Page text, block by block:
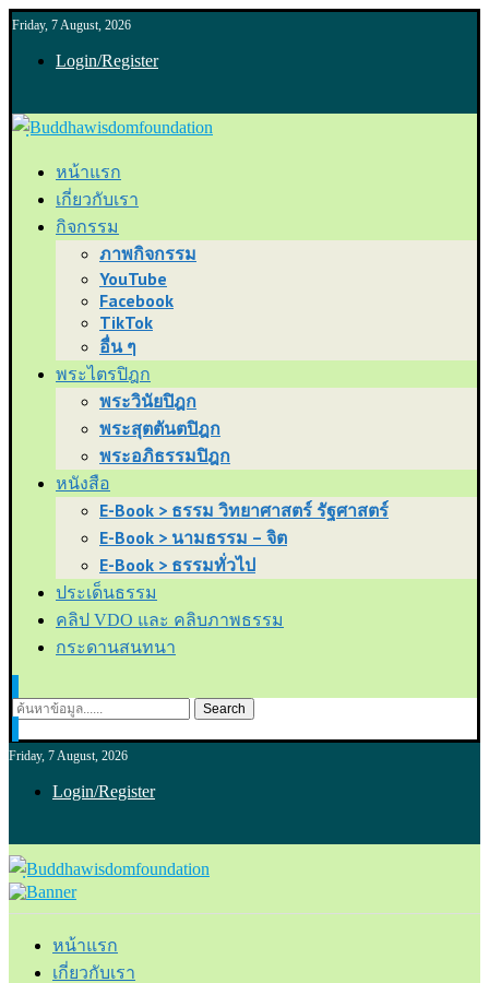
Friday, 7 August, 2026
Login/Register
หน้าแรก
เกี่ยวกับเรา
กิจกรรม
ภาพกิจกรรม
YouTube
Facebook
TikTok
อื่น ๆ
พระไตรปิฎก
พระวินัยปิฎก
พระสุตตันตปิฎก
พระอภิธรรมปิฎก
หนังสือ
E-Book > ธรรม วิทยาศาสตร์ รัฐศาสตร์
E-Book > นามธรรม – จิต
E-Book > ธรรมทั่วไป
ประเด็นธรรม
คลิป VDO และ คลิบภาพธรรม
กระดานสนทนา
Search
Friday, 7 August, 2026
Login/Register
หน้าแรก
เกี่ยวกับเรา